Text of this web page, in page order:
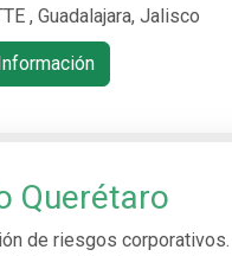
, Guadalajara, Jalisco
Querétaro
de riesgos